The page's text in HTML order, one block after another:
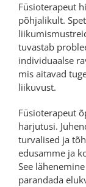
Füsioterapeut
põhjalikult.
tuvastab
individuaalse
mis aitavad
liikuvust.
Füsioterapeut
harjutusi.
turvalised ja
edusamme ja
See
parandada